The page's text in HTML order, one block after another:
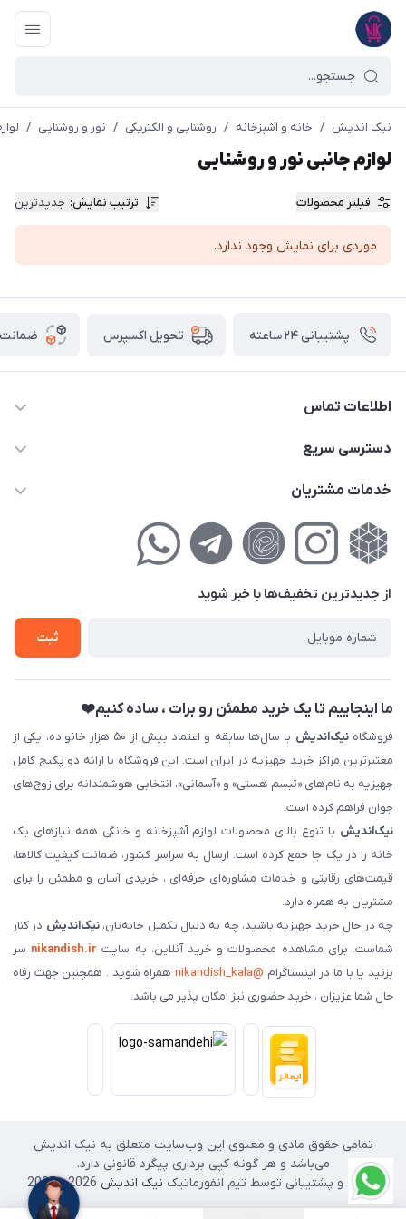
نیک اندیش / خانه و آشپزخانه / روشنایی و الکتریکی / نور و روشنایی /
لوازم جانبی نور و روشنایی
فیلتر محصولات ترتیب نمایش: جدیدترین
موردی برای نمایش وجود ندارد.
پشتیبانی ۲۴ ساعته تحویل اکسپرس ضمانت
اطلاعات تماس
02177111474
کوچه گلریز 4 غربی ، پلاک 13
دسترسی سریع
حساب کاربری
لیست محصولات
خدمات مشتریان
راهنمای‌خرید‌آنلاین
حریم خصوصی
فروش‌اقساطی
از جدید‌ترین تخفیف‌ها با‌ خبر شوید
ثبت
ما اینجاییم تا یک خرید مطمئن رو برات ، ساده کنیم❤️
فروشگاهنیک‌اندیش
با سال‌ها سابقه و اعتماد بیش از ۵۰ هزار خانواده، یکی از
معتبرترین مراکز خرید جهیزیه در ایران است. این فروشگاه با ارائه دو پکیج کامل
جهیزیه به نام‌های «تبسم هستی» و «آسمانی»، انتخابی هوشمندانه برای زوج‌های
جوان فراهم کرده است.
نیک‌اندیش با تنوع بالای محصولات لوازم آشپزخانه و خانگی همه نیازهای یک
خانه را در یک جا جمع کرده است. ارسال به سراسر کشور، ضمانت کیفیت کالاها،
قیمت‌های رقابتی و خدمات مشاوره‌ای حرفه‌ای ، خریدی آسان و مطمئن را برای
مشتریان به همراه دارد.
چه در حال خرید جهیزیه باشید، چه به دنبال تکمیل خانه‌تان،نیک‌اندیش در کنار
شماست. برای مشاهده محصولات و خرید آنلاین، به سایت nikandish.ir سر
بزنید یا با ما در اینستاگرام @nikandish_kala
همراه شوید . همچنین جهت رفاه
حال شما عزیزان ، خرید حضوری نیز امکان پذیر می باشد.
تمامی حقوق مادی و معنوی این وب‌سایت متعلق به نیک اندیش
می‌باشد و هر گونه کپی برداری پیگرد قانونی دارد.
طراحی و پشتیبانی توسط تیم انفورماتیک نیک اندیش 2026 - 2025